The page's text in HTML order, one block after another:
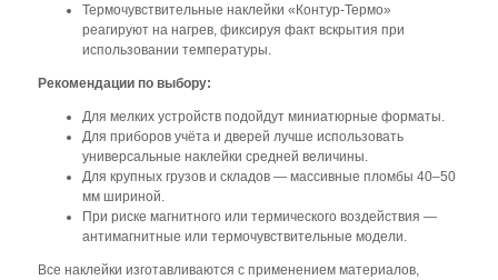
Термочувствительные наклейки «Контур-Термо»
реагируют на нагрев, фиксируя факт вскрытия при
использовании температуры.
Рекомендации по выбору:
Для мелких устройств подойдут миниатюрные форматы.
Для приборов учёта и дверей лучше использовать
универсальные наклейки средней величины.
Для крупных грузов и складов — массивные пломбы 40–50
мм шириной.
При риске магнитного или термического воздействия —
антимагнитные или термочувствительные модели.
Все наклейки изготавливаются с применением материалов,